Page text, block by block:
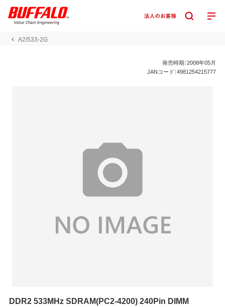
A2/533-2G
発売時期：2008年05月
JANコード：4981254215777
DDR2 533MHz SDRAM(PC2-4200) 240Pin DIMM